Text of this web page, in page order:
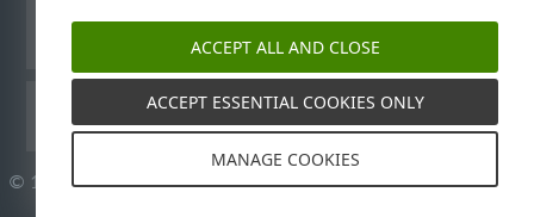
ESET пайдаланушы нұсқаулықтары
© 1992-2026ESET, spol. s r.o. - Барлық құқықтары қорғалған.
ACCEPT ALL AND CLOSE
ACCEPT ESSENTIAL COOKIES ONLY
MANAGE COOKIES